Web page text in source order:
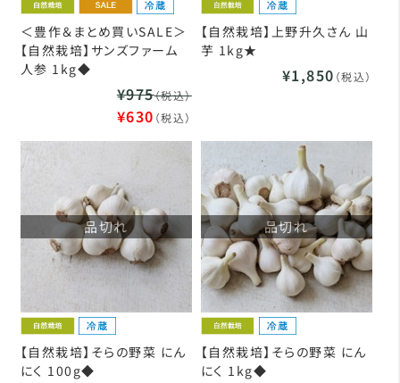
＜豊作＆まとめ買いSALE＞
【自然栽培】サンズファーム
人参 1kg◆
¥975（税込）
¥630 （税込）
【自然栽培】上野升久さん 山
芋 1kg★
¥1,850 （税込）
品切れ
【自然栽培】そらの野菜 にん
にく 100g◆
品切れ
【自然栽培】そらの野菜 にん
にく 1kg◆